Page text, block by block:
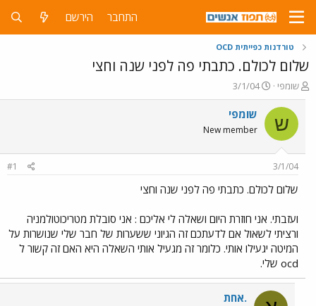
התחבר הירשם
טורדנות כפייתית OCD
שלום לכולם. כתבתי פה לפני שנה וחצי
פ
ו
ת
ח
ה
ש
א
שומפי
פ
ו
ר
ם
ר
3/1/04
ש שומפי
New member
3/1/04
#1
שלום לכולם. כתבתי פה לפני שנה וחצי
ועזבתי. אני חוזרת היום ושאלה לי אליכם : אני סובלת מטריכוטולמניה
ורציתי לשאול אם לדעתכם זה הגיוני ששערות של חבר שלי שנושרות על
המיטה יגעילו אותי. כלומר זה מגעיל אותי השאלה היא האם זה קשור ל
ocd שלי.
.אחת